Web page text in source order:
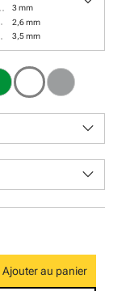
3 mm
2,6 mm
3,5 mm
keyboard_arrow_down
keyboard_arrow_down
Ajouter au panier